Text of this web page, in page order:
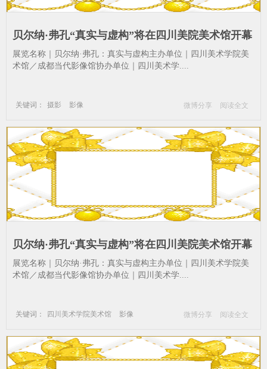
贝尔纳·弗孔“真实与虚构”将在四川美院美术馆开幕
_影像-四川美术学院美术馆-贝尔纳·弗孔-真实与虚
构-成都-假期-影像-美术馆
​展览名称｜贝尔纳·弗孔：真实与虚构主办单位｜四川美术学院美
术馆／成都当代影像馆协办单位｜四川美术学....
关键词： 摄影
影像
真实与虚构
成都 假期
影像
美术馆
微博分享 阅读全文
贝尔纳·弗孔“真实与虚构”将在四川美院美术馆开幕
_影像-摄影-真实与虚构-贝尔纳·弗孔-成都-假期-影
像-美术馆
​展览名称｜贝尔纳·弗孔：真实与虚构主办单位｜四川美术学院美
术馆／成都当代影像馆协办单位｜四川美术学....
关键词： 四川美术学院美术馆
影像
成都
假期 影像 美术馆
微博分享 阅读全文